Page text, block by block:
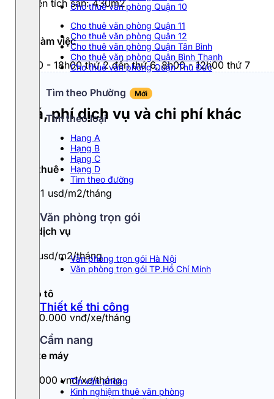
Cho thuê văn phòng Quận 10
Cho thuê văn phòng Quận 11
Cho thuê văn phòng Quận 12
Cho thuê văn phòng Quận Tân Bình
Cho thuê văn phòng Quận Bình Thạnh
Cho thuê văn phòng Quận Thủ Đức
Tìm theo Phường Mới
Tìm theo loại
Hang A
Hạng B
Hạng C
Hạng D
Tìm theo đường
Văn phòng trọn gói
Văn phòng trọn gói Hà Nội
Văn phòng trọn gói TP.Hồ Chí Minh
Thiết kế thi công
Cẩm nang
Tin văn phòng
Kinh nghiệm thuê văn phòng
- Diện tích sàn: 430m2
Giờ làm việc
8h00 - 18h00 thứ 2 đến thứ 6, 8h00 - 12h00 thứ 7
Giá, phí dịch vụ và chi phí khác
Giá thuê
9 - 11 usd/m2/tháng
Phí dịch vụ
0.5 usd/m2/tháng
Đỗ ô tô
1.000.000 vnđ/xe/tháng
Đỗ xe máy
100.000 vnđ/xe/tháng